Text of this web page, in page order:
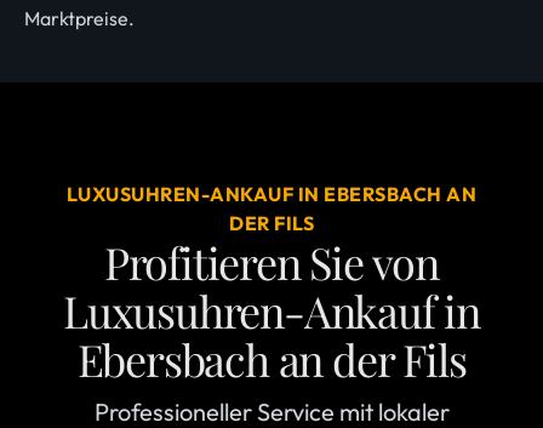
Marktpreise.
LUXUSUHREN-ANKAUF IN EBERSBACH AN
DER FILS
Profitieren Sie von
Luxusuhren-Ankauf in
Ebersbach an der Fils
Professioneller Service mit lokaler